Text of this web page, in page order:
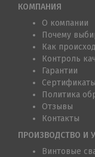
КОМПАНИЯ
О компании
Почему
Как
Контроль
Гарантии
Сертификаты
Политика
Отзывы
Контакты
ПРОИЗВОДСТВО И
Винтовые